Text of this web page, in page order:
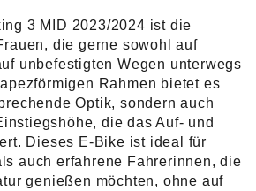
€0,00.
3 MID 2023/2024 ist die
die gerne sowohl auf
unbefestigten Wegen unterwegs
Rahmen bietet es
Optik, sondern auch
die das Auf- und
Dieses E-Bike ist ideal für
auch erfahrene Fahrerinnen, die
genießen möchten, ohne auf